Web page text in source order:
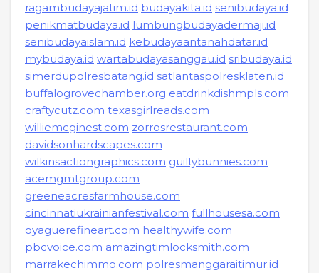
ragambudayajatim.id budayakita.id senibudaya.id
penikmatbudaya.id lumbungbudayadermaji.id
senibudayaislam.id kebudayaantanahdatar.id
mybudaya.id wartabudayasanggau.id sribudaya.id
simerdupolresbatang.id satlantaspolresklaten.id
buffalogrovechamber.org eatdrinkdishmpls.com
craftycutz.com texasgirlreads.com
williemcginest.com zorrosrestaurant.com
davidsonhardscapes.com
wilkinsactiongraphics.com guiltybunnies.com
acemgmtgroup.com
greeneacresfarmhouse.com
cincinnatiukrainianfestival.com fullhousesa.com
oyaguerefineart.com healthywife.com
pbcvoice.com amazingtimlocksmith.com
marrakechimmo.com polresmanggaraitimur.id